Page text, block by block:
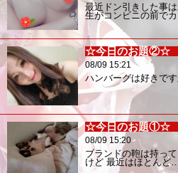
最近ドン引きした事
生がコンビニの前で
☆今日のお題②☆
08/09 15:21
ハンバーグは好きで
☆今日のお題①☆
08/09 15:20
ブランドの鞄は持っ
けど 最近はほとんど…